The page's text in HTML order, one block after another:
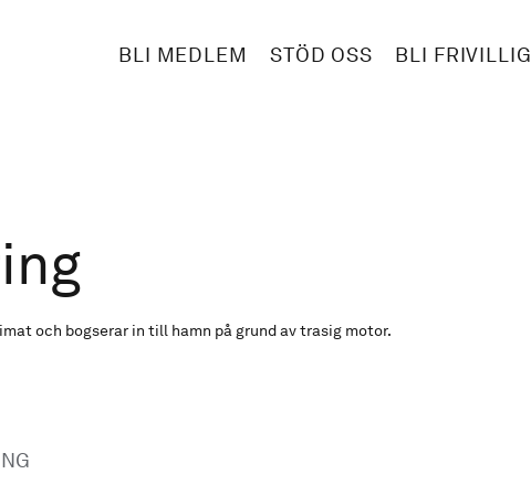
BLI MEDLEM STÖD OSS BLI FRIVILLIG
och bogserar in till hamn på grund av trasig motor.